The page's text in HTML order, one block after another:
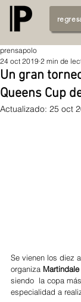
Un gran
Queens Cup
prensapolo
24 oct 2019 2 min de
Actualizado: 25 oct
Se vienen los diez
organiza
siendo  la copa
especialidad a